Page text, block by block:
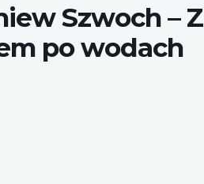
Szwoch – Z
po wodach